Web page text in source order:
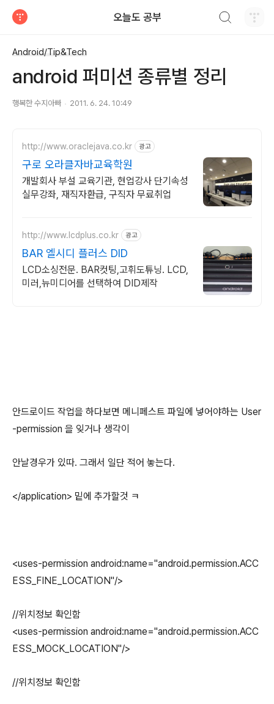
오늘도 공부
Android/Tip&Tech
android 퍼미션 종류별 정리
행복한 수지아빠 2011. 6. 24. 10:49
http://www.oraclejava.co.kr 광고
구로 오라클자바교육학원
개발회사 부설 교육기관, 현업강사 단기속성
실무강좌, 재직자환급, 구직자 무료취업
http://www.lcdplus.co.kr 광고
BAR 엘시디 플러스 DID
LCD소싱전문. BAR컷팅,고휘도튜닝. LCD,
미러,뉴미디어를 선택하여 DID제작
안드로이드 작업을 하다보면 메니페스트 파일에 넣어야하는 User
-permission 을 잊거나 생각이
안날경우가 있따. 그래서 일단 적어 놓는다.
</application> 밑에 추가할것 ㅋ
<uses-permission android:name="android.permission.ACC
ESS_FINE_LOCATION"/>
//위치정보 확인함
<uses-permission android:name="android.permission.ACC
ESS_MOCK_LOCATION"/>
//위치정보 확인함